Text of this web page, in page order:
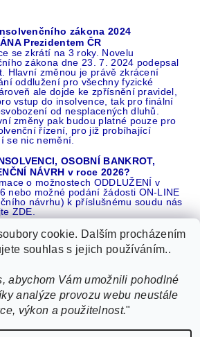
zákona 2024
Prezidentem ČR
se zkrátí na 3 roky. Novelu
zákona dne 23. 7. 2024 podepsal
Hlavní změnou je právě zkrácení
oddlužení pro všechny fyzické
ale dojde ke zpřísnění pravidel,
vstup do insolvence, tak pro finální
od nesplacených dluhů.
změny pak budou platné pouze pro
řízení, pro již probíhající
se nic nemění.
OSOBNÍ BANKROT,
NÁVRH v roce 2026?
o možnostech ODDLUŽENÍ v
nebo možné podání žádosti ON-LINE
návrhu) k příslušnému soudu nás
ZDE.
16 let REFERENCÍ v celé ČR |
o NÁS na SEZNAMU |
BEZ DLUHŮ nebo EXEKUCÍ ZDE
cookie. Dalším procházením
souhlas s jejich používáním..
abychom Vám umožnili pohodlné
analýze provozu webu neustále
výkon a použitelnost."